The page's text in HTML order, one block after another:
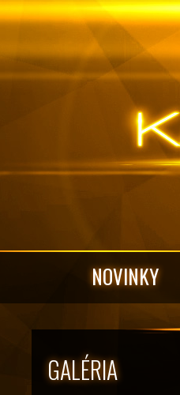
NOVINKY
GALÉRIA